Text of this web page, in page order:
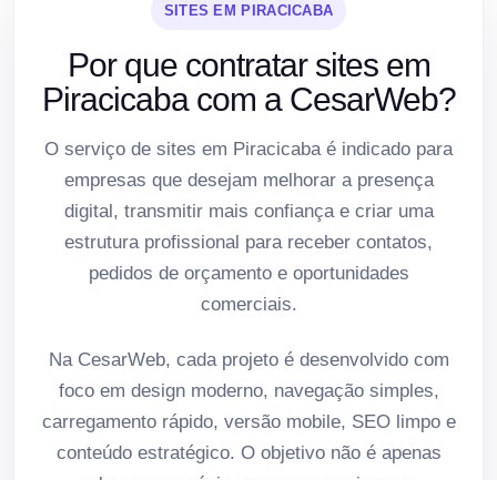
SITES EM PIRACICABA
Por que contratar sites em
Piracicaba com a CesarWeb?
O serviço de sites em Piracicaba é indicado para
empresas que desejam melhorar a presença
digital, transmitir mais confiança e criar uma
estrutura profissional para receber contatos,
pedidos de orçamento e oportunidades
comerciais.
Na CesarWeb, cada projeto é desenvolvido com
foco em design moderno, navegação simples,
carregamento rápido, versão mobile, SEO limpo e
conteúdo estratégico. O objetivo não é apenas